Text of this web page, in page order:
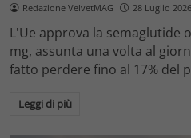
Redazione VelvetMAG 28 Luglio 2026
L'Ue approva la semaglutide
mg, assunta una volta al
fatto perdere fino al 17% del
Leggi di più